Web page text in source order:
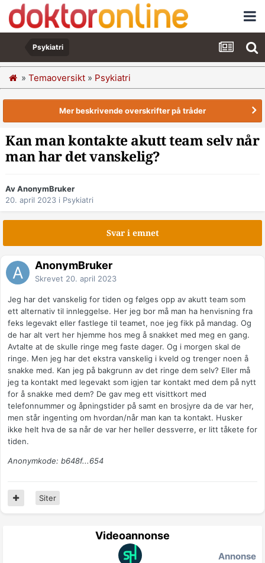
Psykiatri
» Temaoversikt » Psykiatri
Mer beskrivende overskrifter på tråder
Kan man kontakte akutt team selv når
man har det vanskelig?
Av AnonymBruker
20. april 2023 i Psykiatri
Svar i emnet
AnonymBruker
Skrevet 20. april 2023
Jeg har det vanskelig for tiden og følges opp av akutt team som
ett alternativ til innleggelse. Her jeg bor må man ha henvisning fra
feks legevakt eller fastlege til teamet, noe jeg fikk på mandag. Og
de har alt vert her hjemme hos meg å snakket med meg en gang.
Avtalte at de skulle ringe meg faste dager. Og i morgen skal de
ringe. Men jeg har det ekstra vanskelig i kveld og trenger noen å
snakke med. Kan jeg på bakgrunn av det ringe dem selv? Eller må
jeg ta kontakt med legevakt som igjen tar kontakt med dem på nytt
for å snakke med dem? De gav meg ett visittkort med
telefonnummer og åpningstider på samt en brosjyre da de var her,
men står ingenting om hvordan/når man kan ta kontakt. Husker
ikke helt hva de sa når de var her heller dessverre, er litt tåkete for
tiden.
Anonymkode: b648f...654
Siter
Videoannonse
Annonse